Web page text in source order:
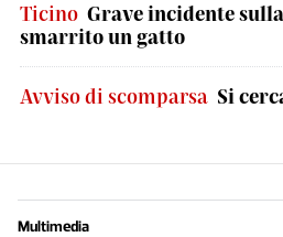
Ticino Grave incidente
smarrito un gatto
Avviso di scomparsa Si
Multimedia